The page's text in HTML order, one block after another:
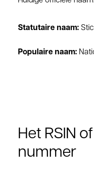
Statutaire naam:
Populaire naam:
Het RSIN
nummer